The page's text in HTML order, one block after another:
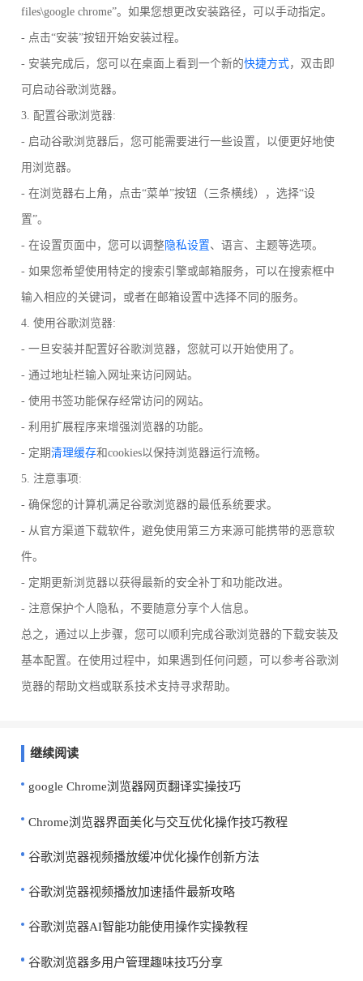
files\google chrome”。如果您想更改安装路径，可以手动指定。
- 点击“安装”按钮开始安装过程。
- 安装完成后，您可以在桌面上看到一个新的快捷方式，双击即
可启动谷歌浏览器。
3. 配置谷歌浏览器:
- 启动谷歌浏览器后，您可能需要进行一些设置，以便更好地使
用浏览器。
- 在浏览器右上角，点击“菜单”按钮（三条横线），选择“设
置”。
- 在设置页面中，您可以调整 隐私设置、语言、主题等选项。
- 如果您希望使用特定的搜索引擎或邮箱服务，可以在搜索框中
输入相应的关键词，或者在邮箱设置中选择不同的服务。
4. 使用谷歌浏览器:
- 一旦安装并配置好谷歌浏览器，您就可以开始使用了。
- 通过地址栏输入网址来访问网站。
- 使用书签功能保存经常访问的网站。
- 利用扩展程序来增强浏览器的功能。
- 定期清理缓存和cookies以保持浏览器运行流畅。
5. 注意事项:
- 确保您的计算机满足谷歌浏览器的最低系统要求。
- 从官方渠道下载软件，避免使用第三方来源可能携带的恶意软
件。
- 定期更新浏览器以获得最新的安全补丁和功能改进。
- 注意保护个人隐私，不要随意分享个人信息。
总之，通过以上步骤，您可以顺利完成谷歌浏览器的下载安装及
基本配置。在使用过程中，如果遇到任何问题，可以参考谷歌浏
览器的帮助文档或联系技术支持寻求帮助。
继续阅读
google Chrome浏览器网页翻译实操技巧
Chrome浏览器界面美化与交互优化操作技巧教程
谷歌浏览器视频播放缓冲优化操作创新方法
谷歌浏览器视频播放加速插件最新攻略
谷歌浏览器AI智能功能使用操作实操教程
谷歌浏览器多用户管理趣味技巧分享